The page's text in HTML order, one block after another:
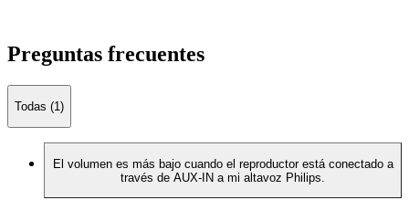
Preguntas frecuentes
Todas (1)
El volumen es más bajo cuando el reproductor está conectado a
través de AUX-IN a mi altavoz Philips.